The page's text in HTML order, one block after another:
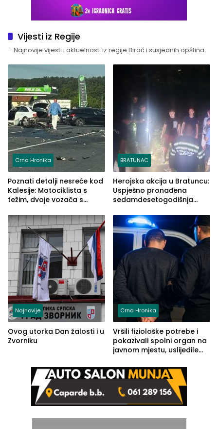
Vijesti iz Regije
– Najnovije vijesti i aktuelnosti iz regije Birač i susjednih opština.
Crna Hronika
Poznati detalji nesreće kod
Kalesije: Motociklista s
težim, dvoje vozača s
BRATUNAC
Herojska akcija u Bratuncu:
Uspješno pronađena
sedamdesetogodišnja
Kravice.
Najnovije
Ovog utorka Dan žalosti i u
Zvorniku
Crna Hronika
Vršili fiziološke potrebe i
pokazivali spolni organ na
javnom mjestu, uslijedile